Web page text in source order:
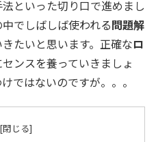
といった切り口で進めまし
でしばしば使われる問題解
たいと思います。正確なロ
ンスを養っていきましょ
ではないのですが。。。